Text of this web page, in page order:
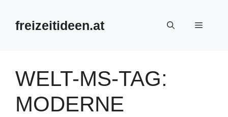
Inhalt
springenfreizeitideen.at Menü
WELT-MS-TAG:
MODERNE